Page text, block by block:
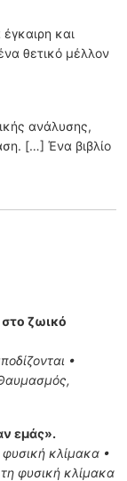
και
θετικό μέλλον
ανάλυσης,
[…] Ένα βιβλίο
ζωικό
•
Θαυμασμός,
εμάς».
φυσική κλίμακα •
φυσική κλίμακα